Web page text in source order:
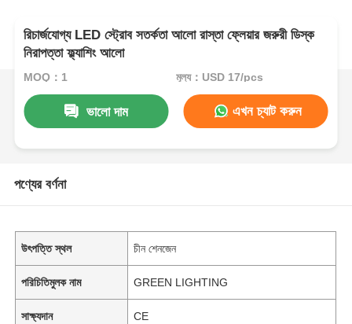
রিচার্জযোগ্য LED স্ট্রোব সতর্কতা আলো রাস্তা ফ্লেয়ার জরুরী ডিস্ক
নিরাপত্তা ফ্ল্যাশিং আলো
MOQ：1 মূল্য：USD 17/pcs
ভালো দাম এখন চ্যাট করুন
পণ্যের বর্ণনা
উৎপত্তি স্থল চীন শেনজেন
পরিচিতিমুলক নাম GREEN LIGHTING
সাক্ষ্যদান CE